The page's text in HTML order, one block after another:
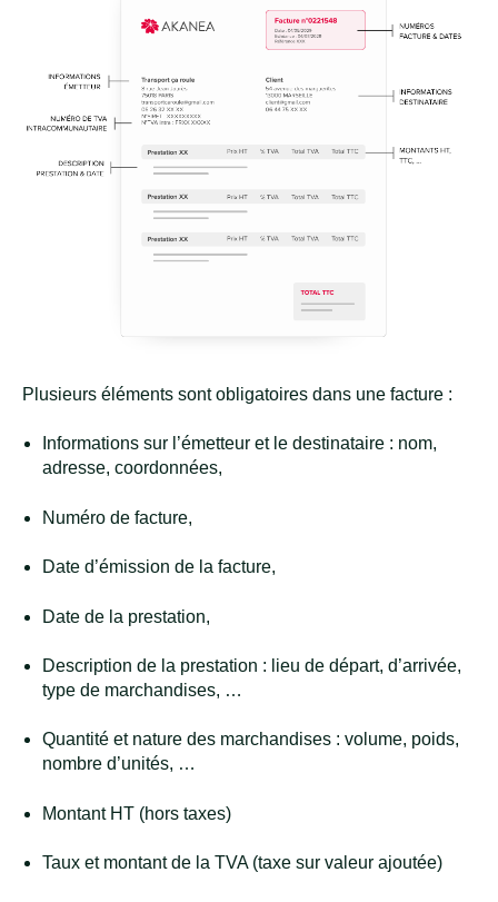
Plusieurs éléments sont obligatoires dans une facture :
Informations sur l’émetteur et le destinataire : nom,
adresse, coordonnées,
Numéro de facture,
Date d’émission de la facture,
Date de la prestation,
Description de la prestation : lieu de départ, d’arrivée,
type de marchandises, …
Quantité et nature des marchandises : volume, poids,
nombre d’unités, …
Montant HT (hors taxes)
Taux et montant de la TVA (taxe sur valeur ajoutée)